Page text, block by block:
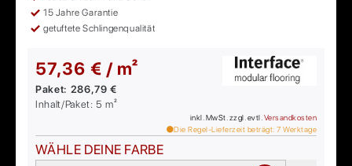
15 Jahre Garantie
getuftete Schlingenqualität
57,36 € / m²
Paket: 286,79 €
Inhalt/Paket: 5 m²
inkl. MwSt. zzgl. evtl. Versandkosten
Die Regel-Lieferzeit beträgt: 7 Werktage
WÄHLE DEINE FARBE